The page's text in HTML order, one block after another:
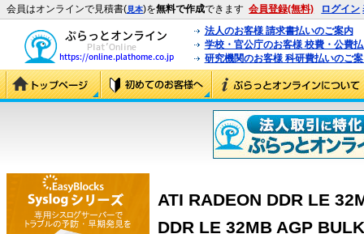
会員はオンラインで見積書(見本)を無料で作成できます 会員登録(無料) ログイン
法人のお客様 請求書払いのご案内
学校・官公庁のお客様 校費・公費
研究機関のお客様 科研費払いのご
ATI RADEON DDR LE
DDR LE 32MB AGP